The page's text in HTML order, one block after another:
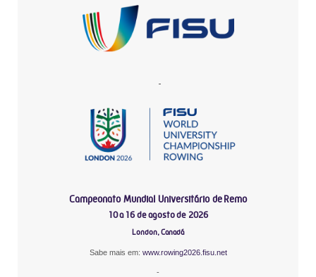
-
Campeonato Mundial Universitário de Remo
10 a 16 de agosto de 2026
London, Canadá
Sabe mais em: www.rowing2026.fisu.net
-